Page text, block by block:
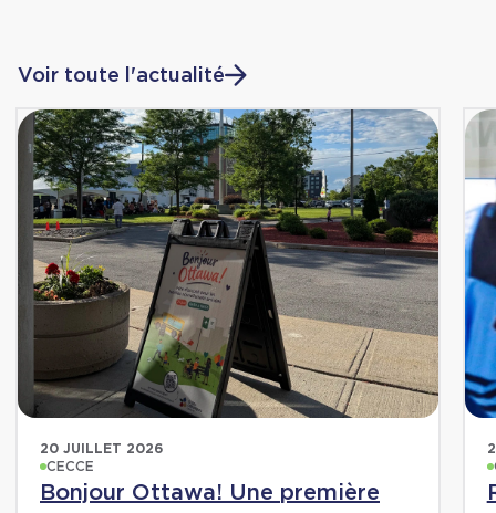
Voir toute l'actualité
20 JUILLET 2026
CECCE
Bonjour Ottawa! Une première